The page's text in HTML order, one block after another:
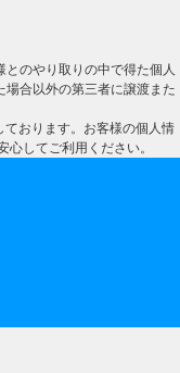
のやり取りの中で得た個人
合以外の第三者に譲渡また
おります。お客様の個人情
してご利用ください。